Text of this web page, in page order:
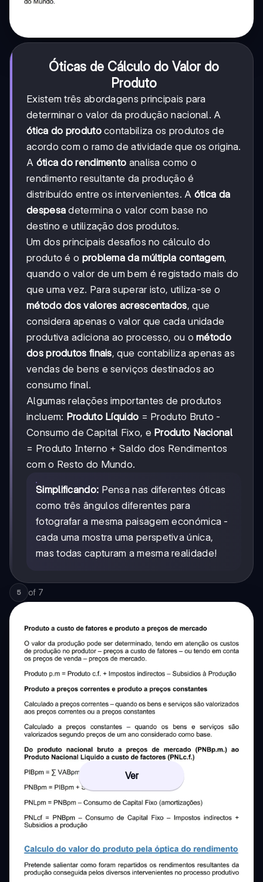
Óticas de Cálculo do Valor do
Produto
Existem três abordagens principais para
determinar o valor da produção nacional. A
ótica do produtocontabiliza os produtos de
acordo com o ramo de atividade que os origina.
A ótica do rendimento analisa como o
rendimento resultante da produção é
distribuído entre os intervenientes. A ótica da
despesa determina o valor com base no
destino e utilização dos produtos.
Um dos principais desafios no cálculo do
produto é o problema da múltipla contagem,
quando o valor de um bem é registado mais do
que uma vez. Para superar isto, utiliza-se o
método dos valores acrescentados, que
considera apenas o valor que cada unidade
produtiva adiciona ao processo, ou ométodo
dos produtos finais, que contabiliza apenas as
vendas de bens e serviços destinados ao
consumo final.
Algumas relações importantes de produtos
incluem: Produto Líquido = Produto Bruto -
Consumo de Capital Fixo, e Produto Nacional
= Produto Interno + Saldo dos Rendimentos
com o Resto do Mundo.
Simplificando: Pensa nas diferentes óticas
como três ângulos diferentes para
fotografar a mesma paisagem económica -
cada uma mostra uma perspetiva única,
mas todas capturam a mesma realidade!
5 of 7
Ver